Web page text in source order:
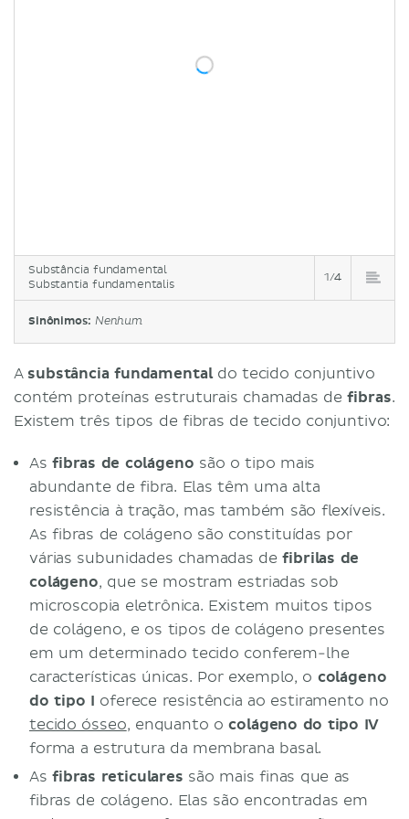
Substância fundamental
Substantia fundamentalis
1/4
Sinônimos: Nenhum
A substância fundamentaldo tecido conjuntivo
contém proteínas estruturais chamadas defibras.
Existem três tipos de fibras de tecido conjuntivo:
Asfibras de colágeno são o tipo mais
abundante de fibra. Elas têm uma alta
resistência à tração, mas também são flexíveis.
As fibras de colágeno são constituídas por
várias subunidades chamadas defibrilas de
colágeno, que se mostram estriadas sob
microscopia eletrônica. Existem muitos tipos
de colágeno, e os tipos de colágeno presentes
em um determinado tecido conferem-lhe
características únicas. Por exemplo, o colágeno
do tipo I oferece resistência ao estiramento no
tecido ósseo, enquanto ocolágeno do tipo IV
forma a estrutura da membrana basal.
Asfibras reticulares são mais finas que as
fibras de colágeno. Elas são encontradas em